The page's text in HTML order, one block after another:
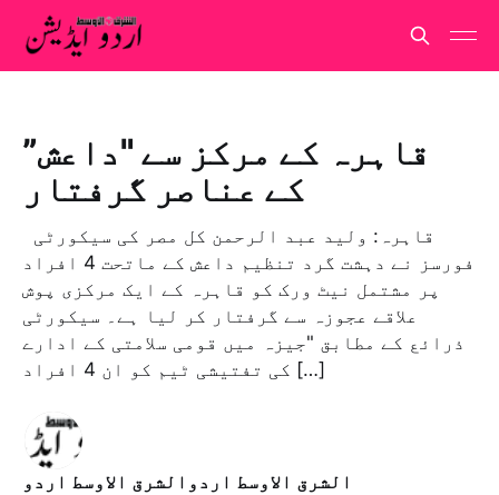
قاہرہ کے مرکز سے "داعش”
کے عناصر گرفتار
فورسز نے دہشت گرد تنظیم داعش کے ماتحت 4 افراد
پر مشتمل نیٹ ورک کو قاہرہ کے ایک مرکزی پوش
علاقے عجوزہ سے گرفتار کر لیا ہے۔ سیکورٹی
ذرائع کے مطابق "جیزہ میں قومی سلامتی کے ادارے
کی تفتیشی ٹیم کو ان 4 افراد […]
الشرق الاوسط اردوالشرق الاوسط اردو